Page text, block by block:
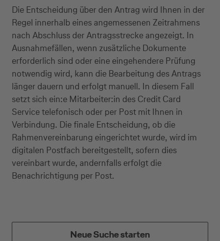
Service
Kreditkarte empfehlen
Kreditkarten-Banking
Kreditkarte beantragen
Die Entscheidung über den Antrag wird Ihnen in der
Regel innerhalb eines angemessenen Zeitrahmens
nach Abschluss der Antragsstrecke angezeigt. In
Ausnahmefällen, wenn zusätzliche Dokumente
erforderlich sind oder eine eingehendere Prüfung
notwendig wird, kann die Bearbeitung des Antrags
länger dauern und erfolgt manuell. In diesem Fall
setzt sich ein:e Mitarbeiter:in des Credit Card
Service telefonisch oder per Post mit Ihnen in
Verbindung. Die finale Entscheidung, ob die
Rahmenvereinbarung eingerichtet wurde, wird im
digitalen Postfach bereitgestellt, sofern dies
vereinbart wurde, andernfalls erfolgt die
Benachrichtigung per Post.
Neue Suche starten